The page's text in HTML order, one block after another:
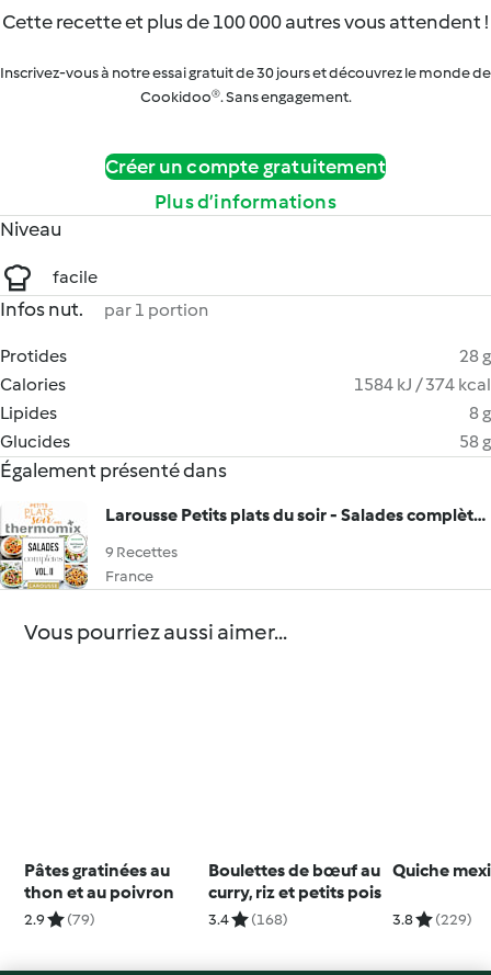
Cette recette et plus de 100 000 autres vous attendent !
Inscrivez-vous à notre essai gratuit de 30 jours et découvrez le monde de
Cookidoo®. Sans engagement.
Créer un compte gratuitement
Plus d’informations
Niveau
facile
Infos nut. par 1 portion
Protides
28 g
Calories
1584 kJ / 374 kcal
Lipides
8 g
Glucides
58 g
Également présenté dans
Larousse Petits plats du soir - Salades complètes Vol. II
9 Recettes
France
Vous pourriez aussi aimer...
Pâtes gratinées au
thon et au poivron
2.9 (79)
Boulettes de bœuf au
curry, riz et petits pois
3.4 (168)
Quiche
3.8 (229)